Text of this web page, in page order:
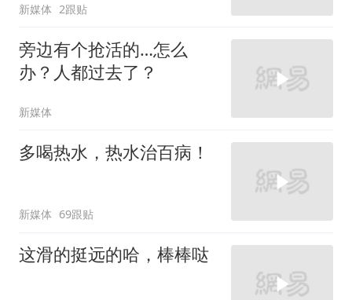
新媒体 2跟贴
旁边有个抢活的…怎么
办？人都过去了？
新媒体
多喝热水，热水治百病！
新媒体 69跟贴
这滑的挺远的哈，棒棒哒